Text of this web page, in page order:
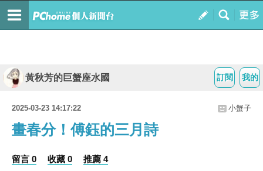
我的
訂閱
黃秋芳的巨蟹座水國
2025-03-23 14:17:22 小蟹子
畫春分！傅鈺的三月詩
留言 0 收藏 0 推薦 4